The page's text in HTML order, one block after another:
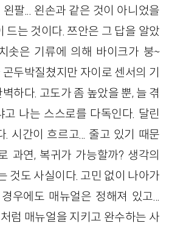
팔... 왼손과 같은 것이 아니었을
드는 것이다. 쯔안은 그 답을 알았
솟은 기류에 의해 바이크가 붕~
두박질쳤지만 자이로 센서의 기
하다. 고도가 좀 높았을 뿐, 늘 겪
고 나는 스스로를 다독인다. 달린
. 시간이 흐르고... 줄고 있기 때문
과연, 복귀가 가능할까? 생각의
것도 사실이다. 고민 없이 나아가
우에도 매뉴얼은 정해져 있고...
럼 매뉴얼을 지키고 완수하는 사